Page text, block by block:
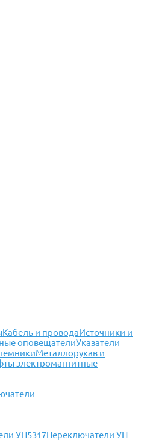
Кабель и проводаИсточники и
оповещателиУказатели
Металлорукав и
электромагнитные
УП5317Переключатели УП